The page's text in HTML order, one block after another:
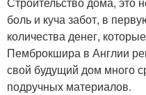
боль и куча забот, в
количества денег,
Пемброкшира в Англии
свой будущий дом много
подручных материалов.